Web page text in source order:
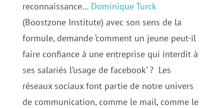
reconnaissance… Dominique Turck
(Boostzone Institute) avec son sens de la
formule, demande ‘comment un jeune peut-il
faire confiance à une entreprise qui interdit à
ses salariés l’usage de facebook’ ? Les
réseaux sociaux font partie de notre univers
de communication, comme le mail, comme le